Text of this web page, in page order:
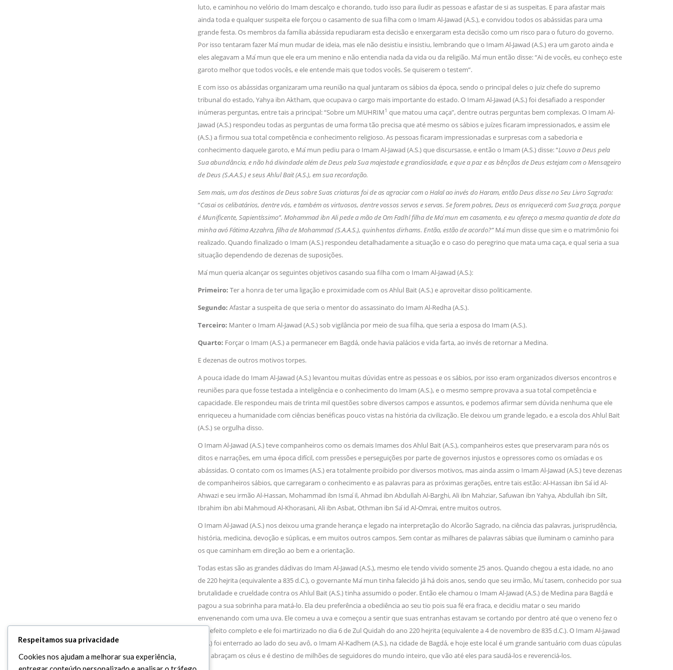
luto, e caminhou no velório do Imam descalço e chorando, tudo isso para iludir as pessoas e afastar de si as suspeitas. E para afastar mais
ainda toda e qualquer suspeita ele forçou o casamento de sua filha com o Imam Al-Jawad (A.S.), e convidou todos os abássidas para uma
grande festa. Os membros da família abássida repudiaram esta decisão e enxergaram esta decisão como um risco para o futuro do governo.
Por isso tentaram fazer Ma ́mun mudar de ideia, mas ele não desistiu e insistiu, lembrando que o Imam Al-Jawad (A.S.) era um garoto ainda e
eles alegavam a Ma ́mun que ele era um menino e não entendia nada da vida ou da religião. Ma ́mun então disse: “Ai de vocês, eu conheço este
garoto melhor que todos vocês, e ele entende mais que todos vocês. Se quiserem o testem”.
E com isso os abássidas organizaram uma reunião na qual juntaram os sábios da época, sendo o principal deles o juiz chefe do supremo
tribunal do estado, Yahya ibn Aktham, que ocupava o cargo mais importante do estado. O Imam Al-Jawad (A.S.) foi desafiado a responder
inúmeras perguntas, entre tais a principal: “Sobre um MUHRIM1 que matou uma caça”, dentre outras perguntas bem complexas. O Imam Al-
Jawad (A.S.) respondeu todas as perguntas de uma forma tão precisa que até mesmo os sábios e juízes ficaram impressionados, e assim ele
(A.S.) a firmou sua total competência e conhecimento religioso. As pessoas ficaram impressionadas e surpresas com a sabedoria e
conhecimento daquele garoto, e Ma ́mun pediu para o Imam Al-Jawad (A.S.) que discursasse, e então o Imam (A.S.) disse: “Louvo a Deus pela
Sua abundância, e não há divindade além de Deus pela Sua majestade e grandiosidade, e que a paz e as bênçãos de Deus estejam com o Mensageiro
de Deus (S.A.A.S.) e seus Ahlul Bait (A.S.), em sua recordação.
Sem mais, um dos destinos de Deus sobre Suas criaturas foi de as agraciar com o Halal ao invés do Haram, então Deus disse no Seu Livro Sagrado:
“Casai os celibatários, dentre vós, e também os virtuosos, dentre vossos servos e servas. Se forem pobres, Deus os enriquecerá com Sua graça, porque
é Munificente, Sapientíssimo”. Mohammad ibn Ali pede a mão de Om Fadhl filha de Ma ́mun em casamento, e eu ofereço a mesma quantia de dote da
minha avó Fátima Azzahra, filha de Mohammad (S.A.A.S.), quinhentos dirhams. Então, estão de acordo?”Ma ́mun disse que sim e o matrimônio foi
realizado. Quando finalizado o Imam (A.S.) respondeu detalhadamente a situação e o caso do peregrino que mata uma caça, e qual seria a sua
situação dependendo de dezenas de suposições.
Ma ́mun queria alcançar os seguintes objetivos casando sua filha com o Imam Al-Jawad (A.S.):
Primeiro: Ter a honra de ter uma ligação e proximidade com os Ahlul Bait (A.S.) e aproveitar disso politicamente.
Segundo: Afastar a suspeita de que seria o mentor do assassinato do Imam Al-Redha (A.S.).
Terceiro: Manter o Imam Al-Jawad (A.S.) sob vigilância por meio de sua filha, que seria a esposa do Imam (A.S.).
Quarto: Forçar o Imam (A.S.) a permanecer em Bagdá, onde havia palácios e vida farta, ao invés de retornar a Medina.
E dezenas de outros motivos torpes.
A pouca idade do Imam Al-Jawad (A.S.) levantou muitas dúvidas entre as pessoas e os sábios, por isso eram organizados diversos encontros e
reuniões para que fosse testada a inteligência e o conhecimento do Imam (A.S.), e o mesmo sempre provava a sua total competência e
capacidade. Ele respondeu mais de trinta mil questões sobre diversos campos e assuntos, e podemos afirmar sem dúvida nenhuma que ele
enriqueceu a humanidade com ciências benéficas pouco vistas na história da civilização. Ele deixou um grande legado, e a escola dos Ahlul Bait
(A.S.) se orgulha disso.
O Imam Al-Jawad (A.S.) teve companheiros como os demais Imames dos Ahlul Bait (A.S.), companheiros estes que preservaram para nós os
ditos e narrações, em uma época difícil, com pressões e perseguições por parte de governos injustos e opressores como os omíadas e os
abássidas. O contato com os Imames (A.S.) era totalmente proibido por diversos motivos, mas ainda assim o Imam Al-Jawad (A.S.) teve dezenas
de companheiros sábios, que carregaram o conhecimento e as palavras para as próximas gerações, entre tais estão: Al-Hassan ibn Sa ́id Al-
Ahwazi e seu irmão Al-Hassan, Mohammad ibn Isma ́il, Ahmad ibn Abdullah Al-Barghi, Ali ibn Mahziar, Safuwan ibn Yahya, Abdullah ibn Silt,
Ibrahim ibn abi Mahmoud Al-Khorasani, Ali ibn Asbat, Othman ibn Sa ́id Al-Omrai, entre muitos outros.
O Imam Al-Jawad (A.S.) nos deixou uma grande herança e legado na interpretação do Alcorão Sagrado, na ciência das palavras, jurisprudência,
história, medicina, devoção e súplicas, e em muitos outros campos. Sem contar as milhares de palavras sábias que iluminam o caminho para
os que caminham em direção ao bem e a orientação.
Todas estas são as grandes dádivas do Imam Al-Jawad (A.S.), mesmo ele tendo vivido somente 25 anos. Quando chegou a esta idade, no ano
de 220 hejrita (equivalente a 835 d.C.), o governante Ma ́mun tinha falecido já há dois anos, sendo que seu irmão, Mu ́tasem, conhecido por sua
brutalidade e crueldade contra os Ahlul Bait (A.S.) tinha assumido o poder. Então ele chamou o Imam Al-Jawad (A.S.) de Medina para Bagdá e
pagou a sua sobrinha para matá-lo. Ela deu preferência a obediência ao seu tio pois sua fé era fraca, e decidiu matar o seu marido
envenenando com uma uva. Ele comeu a uva e começou a sentir que suas entranhas estavam se cortando por dentro até que o veneno fez o
seu efeito completo e ele foi martirizado no dia 6 de Zul Quidah do ano 220 hejrita (equivalente a 4 de novembro de 835 d.C.). O Imam Al-Jawad
(A.S.) foi enterrado ao lado do seu avô, o Imam Al-Kadhem (A.S.), na cidade de Bagdá, e hoje este local é um grande santuário com duas cúpulas
que abraçam os céus e é destino de milhões de seguidores do mundo inteiro, que vão até eles para saudá-los e reverenciá-los.
Respeitamos sua privacidade
Cookies nos ajudam a melhorar sua experiência,